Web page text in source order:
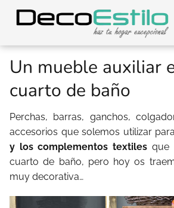
Un mueble auxiliar
cuarto de baño
Perchas, barras, ganchos,
accesorios que solemos utilizar
y los complementos textiles que
cuarto de baño, pero hoy os
muy decorativa…